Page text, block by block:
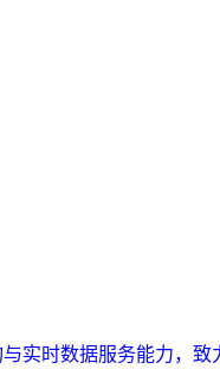
时数据服务能力，致